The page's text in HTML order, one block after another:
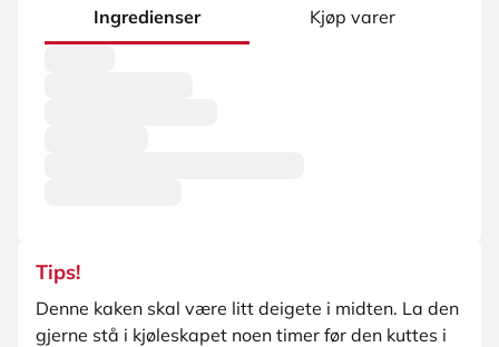
Ingredienser Kjøp varer
Tips!
Denne kaken skal være litt deigete i midten. La den
gjerne stå i kjøleskapet noen timer før den kuttes i